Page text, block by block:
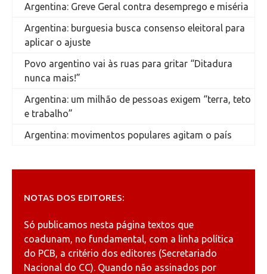
Argentina: Greve Geral contra desemprego e miséria
Argentina: burguesia busca consenso eleitoral para
aplicar o ajuste
Povo argentino vai às ruas para gritar “Ditadura
nunca mais!”
Argentina: um milhão de pessoas exigem “terra, teto
e trabalho”
Argentina: movimentos populares agitam o país
NOTAS DOS EDITORES:
Só publicamos nesta página textos que
coadunam, no fundamental, com a linha política
do PCB, a critério dos editores (Secretariado
Nacional do CC). Quando não assinados por